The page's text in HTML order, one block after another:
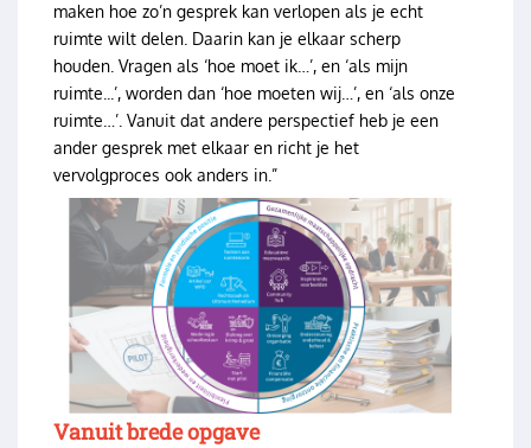
maken hoe zo’n gesprek kan verlopen als je echt
ruimte wilt delen. Daarin kan je elkaar scherp
houden. Vragen als ‘hoe moet ik…’, en ‘als mijn
ruimte...’, worden dan ‘hoe moeten wij…’, en ‘als onze
ruimte…’. Vanuit dat andere perspectief heb je een
ander gesprek met elkaar en richt je het
vervolgproces ook anders in.”
Image
Vanuit brede opgave